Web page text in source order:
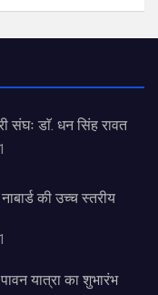
संघः डाॅ. धन सिंह रावत
की उच्च स्तरीय
यात्रा का शुभारंभ